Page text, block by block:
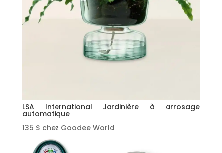
LSA International Jardinière à arrosage
automatique
135 $ chez Goodee World